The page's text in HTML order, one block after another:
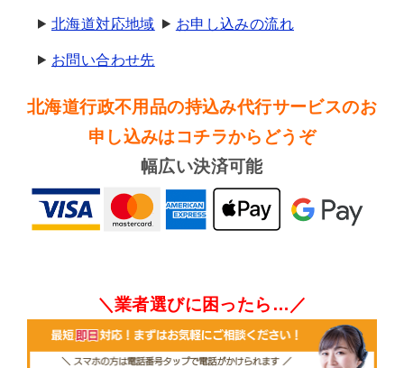
北海道対応地域 お申し込みの流れ
お問い合わせ先
北海道行政不用品の持込み代行サービスのお
申し込みはコチラからどうぞ
幅広い決済可能
＼業者選びに困ったら…／